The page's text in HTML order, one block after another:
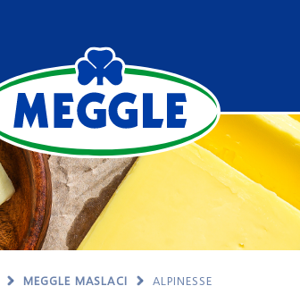
MEGGLE MASLACI ALPINESSE